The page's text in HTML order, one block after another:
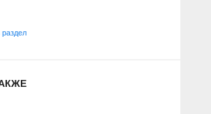
раздел